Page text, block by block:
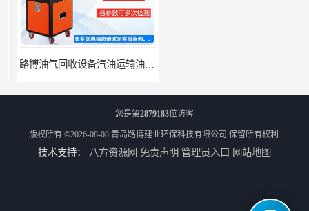
路博油气回收设备汽油运输油气回收设备厂家直销
您是第2879183位访客
版权所有 ©2026-08-08 青岛路博建业环保科技有限公司 保留所有权利.
技术支持： 八方资源网 免责声明 管理员入口 网站地图